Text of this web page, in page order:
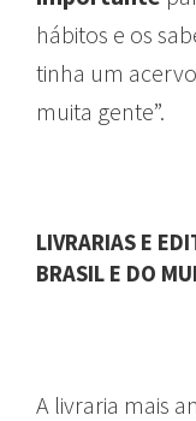
hábitos e os
tinha um
muita gente”.
LIVRARIAS E
BRASIL E DO
A livraria mais